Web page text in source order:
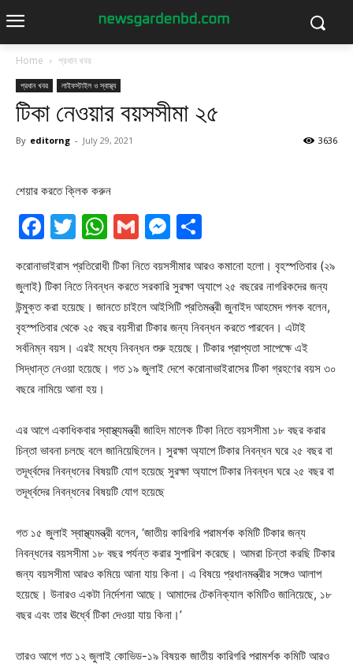
Home প্রধান খবর
প্রধান খবর লাইফস্টাইল ও স্বাস্থ্য
টিকা নেওয়ার বয়সসীমা ২৫
By editorng - July 29, 2021 3636
শেয়ার করতে ক্লিক করুন
Facebook
Twitter
WhatsApp
GmailMessenger
করোনাভাইরাস প্রতিরোধী টিকা নিতে বয়সসীমার আরও কমানো হলো। বৃহস্পতিবার (২৯
জুলাই) টিকা নিতে নিবন্ধন করতে সরকারি সুরক্ষা অ্যাপে ২৫ বছরের নাগরিকদের জন্য
উন্মুক্ত করা হয়েছে। জানতে চাইলে আইসিটি প্রতিমন্ত্রী জুনাইদ আহমেদ পলক বলেন,
বৃহস্পতিবার থেকে ২৫ বছর বয়সীরা টিকার জন্য নিবন্ধন করতে পারবেন। এটাই
সর্বনিম্ন বয়স। এরই মধ্যে নিবন্ধন শুরু হয়েছে। টিকার প্রাপ্যতা সাপেক্ষে এই
সিদ্ধান্ত নেওয়া হয়েছে। গত ১৯ জুলাই দেশে করোনাভাইরাসের টিকা গ্রহণের বয়স ৩০
বছরে নামিয়ে আনা হয়।
এর আগে একাধিকবার স্বাস্থ্যমন্ত্রী জাহিদ মালেক টিকা নিতে বয়সসীমা ১৮ বছর করার
চিন্তা ভাবনা চলছে বলে জানিয়েছিলেন। সুরক্ষা অ্যাপে টিকার নিবন্ধন ঘরে ২৫ বছর বা
তদূর্ধ্বদের নিবন্ধনের বিষয়টি যোগ হয়েছে সুরক্ষা অ্যাপে টিকার নিবন্ধন ঘরে ২৫ বছর বা
তদূর্ধ্বদের নিবন্ধনের বিষয়টি যোগ হয়েছে
গত ১৫ জুলাই স্বাস্থ্যমন্ত্রী বলেন, ‘জাতীয় কারিগরি পরামর্শক কমিটি টিকার জন্য
নিবন্ধনের বয়সসীমা ১৮ বছর পর্যন্ত করার সুপারিশ করেছে। আমরা চিন্তা করছি টিকার
জন্য বয়সসীমা আরও কমিয়ে আনা যায় কিনা। এ বিষয়ে প্রধানমন্ত্রীর সঙ্গেও আলাপ
হয়েছে। উনারও একটা নির্দেশনা আছে। আমাদের টেকনিক্যাল কমিটিও জানিয়েছে, ১৮
বছর এবং তার ঊর্ধ্বে টিকা দেওয়া যায় কিনা।’
তারও আগে গত ১২ ‍জুলাই কোভিড-১৯ বিষয়ক জাতীয় কারিগরি পরামর্শক কমিটি আরও